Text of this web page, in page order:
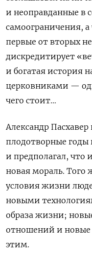
и неоправданные в
самоограничения,
первые от вторых
дискредитирует
и богатая история
церковниками —
чего стоит…
Александр
плодотворные годы
и предполагал, что
новая мораль.
условия жизни
новыми
образа жизни;
отношений и новые
этим.